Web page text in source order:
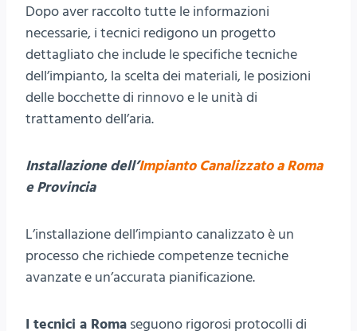
Dopo aver raccolto tutte le informazioni
necessarie, i tecnici redigono un progetto
dettagliato che include le specifiche tecniche
dell’impianto, la scelta dei materiali, le posizioni
delle bocchette di rinnovo e le unità di
trattamento dell’aria.
Installazione dell’Impianto Canalizzato a Roma
e Provincia
L’installazione dell’impianto canalizzato è un
processo che richiede competenze tecniche
avanzate e un’accurata pianificazione.
I tecnici a Roma seguono rigorosi protocolli di